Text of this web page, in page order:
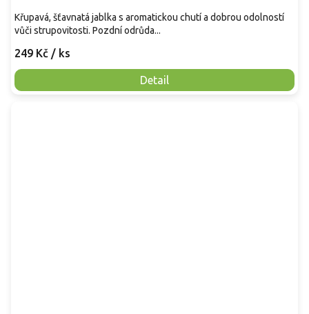
249 Kč / ks
Detail
Křupavá, šťavnatá jablka s aromatickou chutí a dobrou odolností
vůči strupovitosti. Pozdní odrůda...